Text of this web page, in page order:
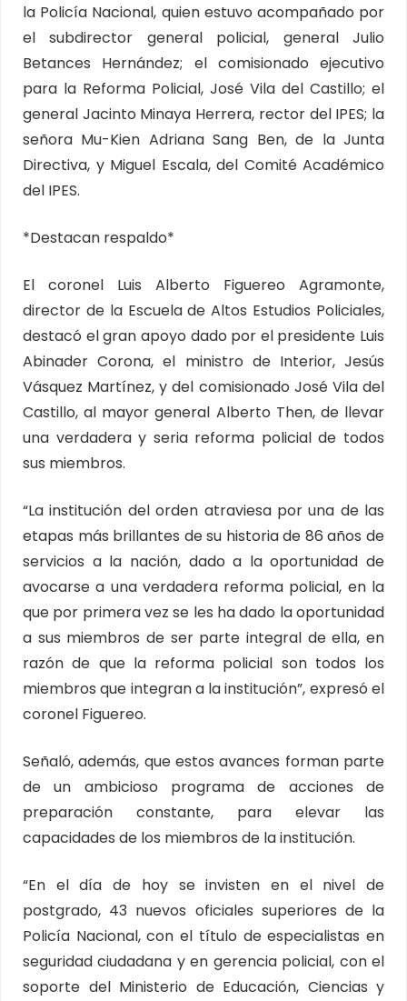
la Policía Nacional, quien estuvo acompañado por
el subdirector general policial, general Julio
Betances Hernández; el comisionado ejecutivo
para la Reforma Policial, José Vila del Castillo; el
general Jacinto Minaya Herrera, rector del IPES; la
señora Mu-Kien Adriana Sang Ben, de la Junta
Directiva, y Miguel Escala, del Comité Académico
del IPES.
*Destacan respaldo*
El coronel Luis Alberto Figuereo Agramonte,
director de la Escuela de Altos Estudios Policiales,
destacó el gran apoyo dado por el presidente Luis
Abinader Corona, el ministro de Interior, Jesús
Vásquez Martínez, y del comisionado José Vila del
Castillo, al mayor general Alberto Then, de llevar
una verdadera y seria reforma policial de todos
sus miembros.
“La institución del orden atraviesa por una de las
etapas más brillantes de su historia de 86 años de
servicios a la nación, dado a la oportunidad de
avocarse a una verdadera reforma policial, en la
que por primera vez se les ha dado la oportunidad
a sus miembros de ser parte integral de ella, en
razón de que la reforma policial son todos los
miembros que integran a la institución”, expresó el
coronel Figuereo.
Señaló, además, que estos avances forman parte
de un ambicioso programa de acciones de
preparación constante, para elevar las
capacidades de los miembros de la institución.
“En el día de hoy se invisten en el nivel de
postgrado, 43 nuevos oficiales superiores de la
Policía Nacional, con el título de especialistas en
seguridad ciudadana y en gerencia policial, con el
soporte del Ministerio de Educación, Ciencias y